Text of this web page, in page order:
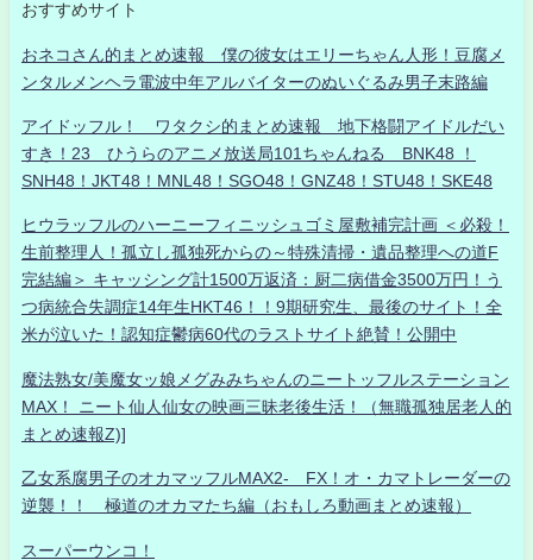
おすすめサイト
おネコさん的まとめ速報 僕の彼女はエリーちゃん人形！豆腐メ
ンタルメンヘラ電波中年アルバイターのぬいぐるみ男子末路編
アイドッフル！ ワタクシ的まとめ速報 地下格闘アイドルだい
すき！23 ひうらのアニメ放送局101ちゃんねる BNK48 ！
SNH48！JKT48！MNL48！SGO48！GNZ48！STU48！SKE48
ヒウラッフルのハーニーフィニッシュゴミ屋敷補完計画 ＜必殺！
生前整理人！孤立し孤独死からの～特殊清掃・遺品整理への道F
完結編＞ キャッシング計1500万返済：厨二病借金3500万円！う
つ病統合失調症14年生HKT46！！9期研究生、最後のサイト！全
米が泣いた！認知症鬱病60代のラストサイト絶賛！公開中
魔法熟女/美魔女ッ娘メグみみちゃんのニートッフルステーション
MAX！ ニート仙人仙女の映画三昧老後生活！（無職孤独居老人的
まとめ速報Z)]
乙女系腐男子のオカマッフルMAX2- FX！オ・カマトレーダーの
逆襲！！ 極道のオカマたち編（おもしろ動画まとめ速報）
スーパーウンコ！